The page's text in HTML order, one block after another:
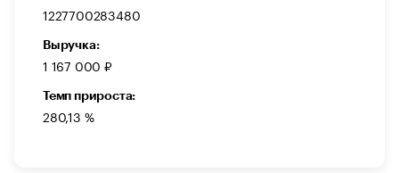
1227700283480
Выручка:
1 167 000 ₽
Темп прироста:
280,13 %